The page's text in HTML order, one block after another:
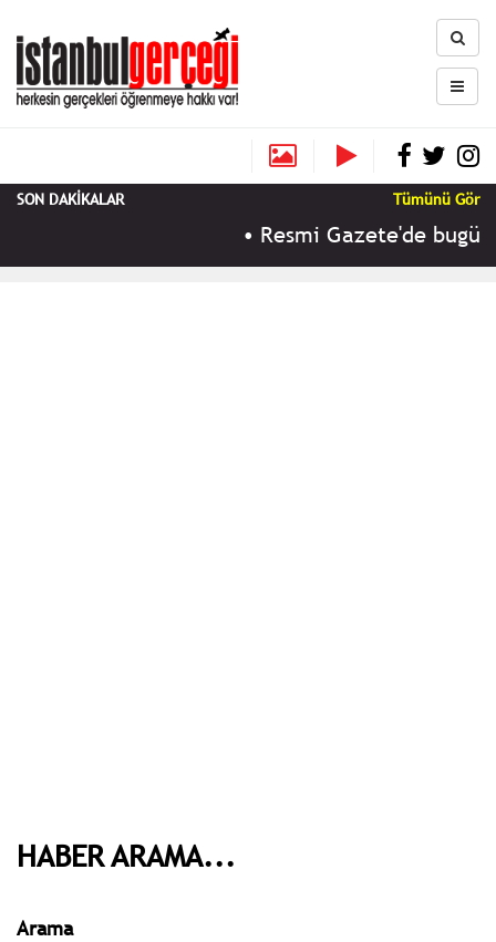
SON DAKİKALAR Tümünü Gör
•Resmi Gazete'de bugün
HABER ARAMA...
Arama